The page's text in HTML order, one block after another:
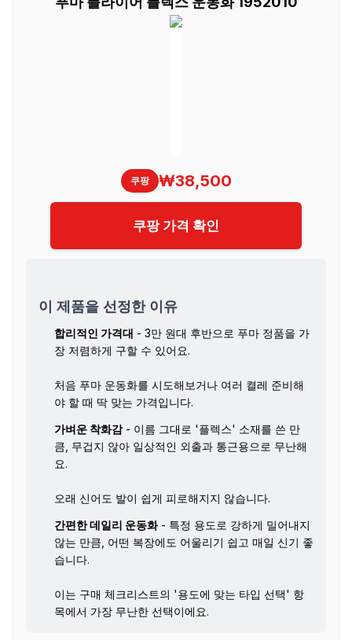
쿠팡 ₩38,500
쿠팡 가격 확인
이 제품을 선정한 이유
합리적인 가격대 - 3만 원대 후반으로 푸마 정품을 가
장 저렴하게 구할 수 있어요.
처음 푸마 운동화를 시도해보거나 여러 켤레 준비해
야 할 때 딱 맞는 가격입니다.
가벼운 착화감- 이름 그대로 '플렉스' 소재를 쓴 만
큼, 무겁지 않아 일상적인 외출과 통근용으로 무난해
요.
오래 신어도 발이 쉽게 피로해지지 않습니다.
간편한 데일리 운동화- 특정 용도로 강하게 밀어내지
않는 만큼, 어떤 복장에도 어울리기 쉽고 매일 신기 좋
습니다.
이는 구매 체크리스트의 '용도에 맞는 타입 선택' 항
목에서 가장 무난한 선택이에요.